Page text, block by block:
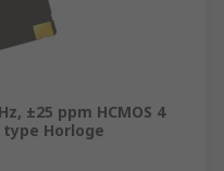
±25 ppm HCMOS 4
Horloge